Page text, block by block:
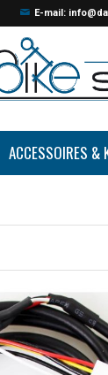
E-mail:
ACCESSOIRES &